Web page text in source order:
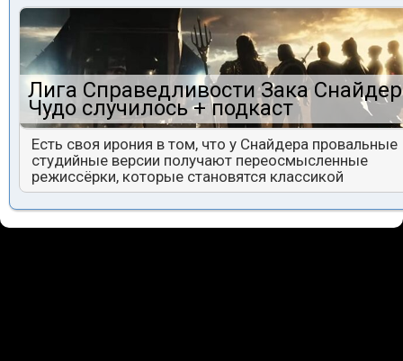
Лига Справедливости Зака
Чудо случилось + подкаст
Есть своя ирония в том, что у Снайдера провальные
студийные версии получают переосмысленные
режиссёрки, которые становятся классикой